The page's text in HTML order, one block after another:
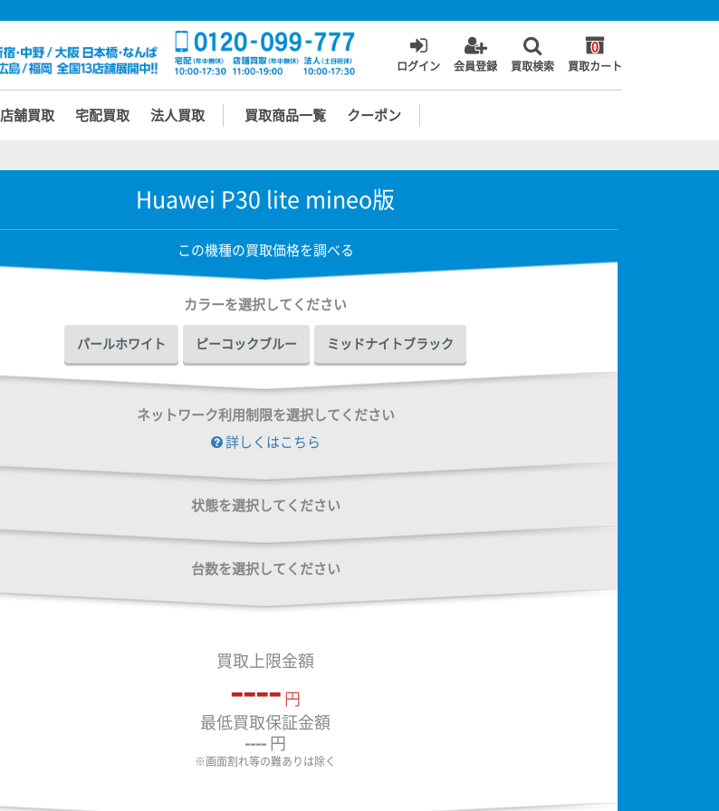
ログイン 会員登録 買取検索
0
買取カート
店舗買取 宅配買取 法人買取 買取商品一覧 クーポン
Huawei P30 lite mineo版
この機種の買取価格を調べる
カラーを選択してください
パールホワイト ピーコックブルー ミッドナイトブラック
ネットワーク利用制限を選択してください
詳しくはこちら
状態を選択してください
台数を選択してください
買取上限金額
---- 円
最低買取保証金額
---- 円
※画面割れ等の難ありは除く